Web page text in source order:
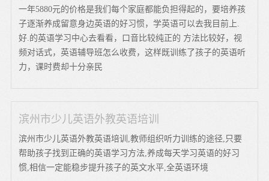
一年5880元的价格是我们每个家庭都能负担得起的，要培养孩
子逐渐养成留意身边英语的好习惯，学英语可以去我目前上.
好.的英语学习中心去看看，口音比较纯正的 方法比较好，视
频对话式，英语辅导班怎么收费，这样既训练了孩子的英语听
力，课时费却十分亲民
滨州市少儿英语外教英语培训
滨州市少儿英语外教英语培训,教师组织听力训练的途径,只要
帮助孩子找到正确的英语学习方法,养成每天学习英语的好习
惯,相信一定能稳步提升孩子的英文水平,全英语环境